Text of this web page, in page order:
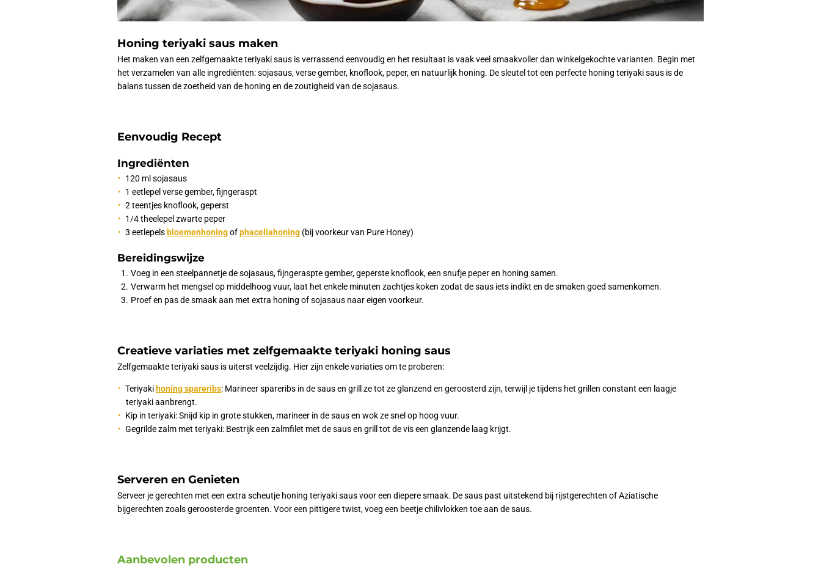
Honing teriyaki saus maken
Het maken van een zelfgemaakte teriyaki saus is verrassend eenvoudig en het resultaat is vaak veel smaakvoller dan winkelgekochte varianten. Begin met
het verzamelen van alle ingrediënten: sojasaus, verse gember, knoflook, peper, en natuurlijk honing. De sleutel tot een perfecte honing teriyaki saus is de
balans tussen de zoetheid van de honing en de zoutigheid van de sojasaus.
Eenvoudig Recept
Ingrediënten
120 ml sojasaus
1 eetlepel verse gember, fijngeraspt
2 teentjes knoflook, geperst
1/4 theelepel zwarte peper
3 eetlepels bloemenhoningofphaceliahoning (bij voorkeur van Pure Honey)
Bereidingswijze
Voeg in een steelpannetje de sojasaus, fijngeraspte gember, geperste knoflook, een snufje peper en honing samen.
Verwarm het mengsel op middelhoog vuur, laat het enkele minuten zachtjes koken zodat de saus iets indikt en de smaken goed samenkomen.
Proef en pas de smaak aan met extra honing of sojasaus naar eigen voorkeur.
Creatieve variaties met zelfgemaakte teriyaki honing saus
Zelfgemaakte teriyaki saus is uiterst veelzijdig. Hier zijn enkele variaties om te proberen:
Teriyaki honing spareribs: Marineer spareribs in de saus en grill ze tot ze glanzend en geroosterd zijn, terwijl je tijdens het grillen constant een laagje
teriyaki aanbrengt.
Kip in teriyaki: Snijd kip in grote stukken, marineer in de saus en wok ze snel op hoog vuur.
Gegrilde zalm met teriyaki: Bestrijk een zalmfilet met de saus en grill tot de vis een glanzende laag krijgt.
Serveren en Genieten
Serveer je gerechten met een extra scheutje honing teriyaki saus voor een diepere smaak. De saus past uitstekend bij rijstgerechten of Aziatische
bijgerechten zoals geroosterde groenten. Voor een pittigere twist, voeg een beetje chilivlokken toe aan de saus.
Aanbevolen producten